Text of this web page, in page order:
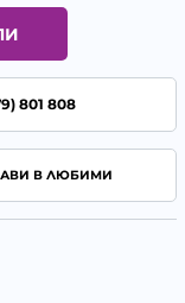
801 808
В ЛЮБИМИ